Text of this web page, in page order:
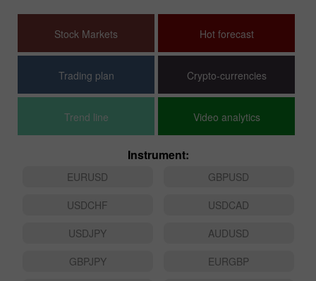
Stock Markets Hot forecast
Trading plan Crypto-currencies
Trend line Video analytics
Instrument:
EURUSD
GBPUSD
USDCHF
USDCAD
USDJPY
AUDUSD
GBPJPY
EURGBP